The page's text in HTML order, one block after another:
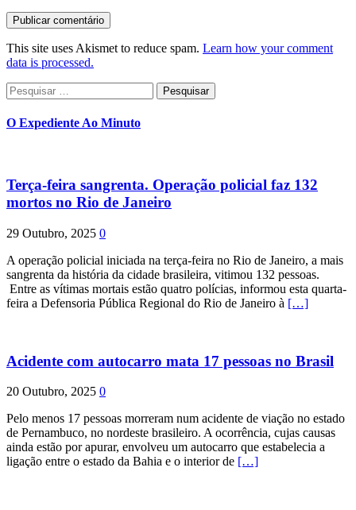
This site uses Akismet to reduce spam. Learn how your comment
data is processed.
Pesquisar
por:
O Expediente Ao Minuto
Terça-feira sangrenta. Operação policial faz 132
mortos no Rio de Janeiro
29 Outubro, 2025 0
A operação policial iniciada na terça-feira no Rio de Janeiro, a mais
sangrenta da história da cidade brasileira, vitimou 132 pessoas.
Entre as vítimas mortais estão quatro polícias, informou esta quarta-
feira a Defensoria Pública Regional do Rio de Janeiro à […]
Acidente com autocarro mata 17 pessoas no Brasil
20 Outubro, 2025 0
Pelo menos 17 pessoas morreram num acidente de viação no estado
de Pernambuco, no nordeste brasileiro. A ocorrência, cujas causas
ainda estão por apurar, envolveu um autocarro que estabelecia a
ligação entre o estado da Bahia e o interior de […]